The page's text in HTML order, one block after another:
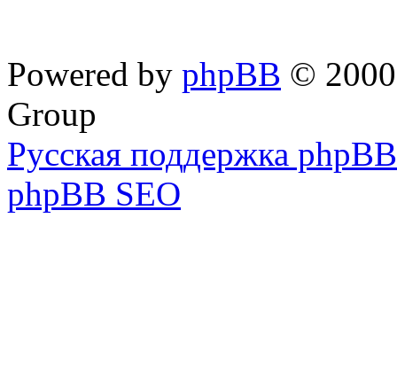
Powered by phpBB ©
Group
Русская поддержка phpBB
phpBB SEO